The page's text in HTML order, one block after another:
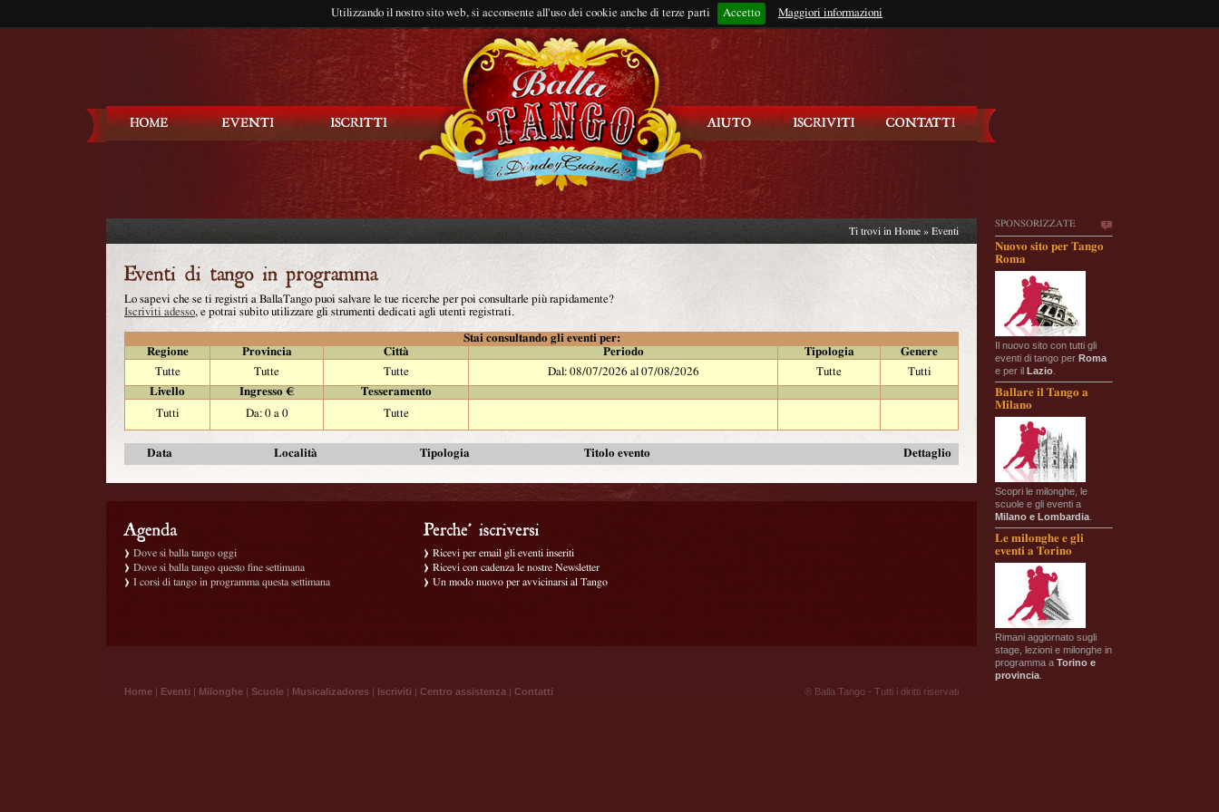
Utilizzando il nostro sito web, si acconsente all'uso dei cookie anche di terze parti Accetto Maggiori informazioni
Rimani connesso?
SPONSORIZZATE
Nuovo sito per Tango
Roma
Il nuovo sito con tutti gli
eventi di tango per Roma
e per il Lazio
Ballare il Tango a
Milano
Scopri le milonghe, le
scuole e gli eventi a
Milano e Lombardia
Le milonghe e gli
eventi a Torino
Rimani aggiornato sugli
stage, lezioni e milonghe in
programma a Torino e
provincia
Ti trovi in Home » Eventi
Lo sapevi che se ti registri a BallaTango puoi salvare le tue ricerche per poi consultarle più rapidamente?
Iscriviti adesso, e potrai subito utilizzare gli strumenti dedicati agli utenti registrati.
Stai consultando gli eventi per:
Regione
Provincia Città Periodo Tipologia
Genere
Tutte
Tutte Tutte Dal: 08/07/2026 al 07/08/2026 Tutte
Tutti
Livello
Ingresso €
Tesseramento
Tutti
Da: 0 a 0 Tutte
Data Località Tipologia Titolo evento Dettaglio
Dove si balla tango oggi
Dove si balla tango questo fine settimana
I corsi di tango in programma questa settimana
Ricevi per email gli eventi inseriti
Ricevi con cadenza le nostre Newsletter
Un modo nuovo per avvicinarsi al Tango
Home | Eventi | Milonghe | Scuole | Musicalizadores | Iscriviti | Centro assistenza | Contatti ® Balla Tango - Tutti i diritti riservati